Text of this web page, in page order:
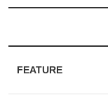
FEATURE